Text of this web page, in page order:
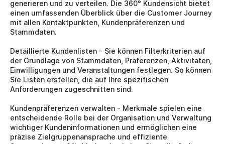
generieren und zu verteilen. Die 360° Kundensicht bietet
einen umfassenden Überblick über die Customer Journey
mit allen Kontaktpunkten, Kundenpräferenzen und
Stammdaten.
Detaillierte Kundenlisten - Sie können Filterkriterien auf
der Grundlage von Stammdaten, Präferenzen, Aktivitäten,
Einwilligungen und Veranstaltungen festlegen. So können
Sie Listen erstellen, die auf Ihre spezifischen
Anforderungen zugeschnitten sind.
Kundenpräferenzen verwalten - Merkmale spielen eine
entscheidende Rolle bei der Organisation und Verwaltung
wichtiger Kundeninformationen und ermöglichen eine
präzise Zielgruppenansprache und effiziente